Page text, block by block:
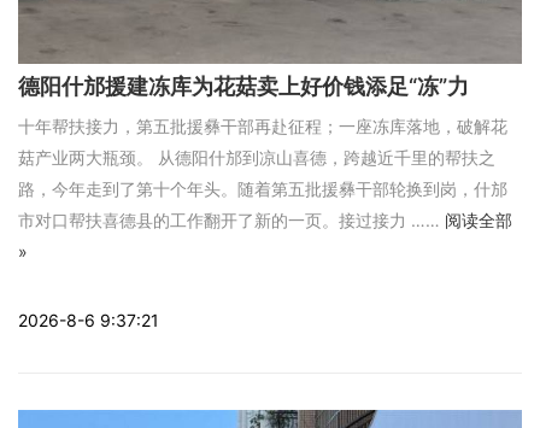
德阳什邡援建冻库为花菇卖上好价钱添足“冻”力
十年帮扶接力，第五批援彝干部再赴征程；一座冻库落地，破解花
菇产业两大瓶颈。 从德阳什邡到凉山喜德，跨越近千里的帮扶之
路，今年走到了第十个年头。随着第五批援彝干部轮换到岗，什邡
市对口帮扶喜德县的工作翻开了新的一页。接过接力 …… 阅读全部
»
2026-8-6 9:37:21